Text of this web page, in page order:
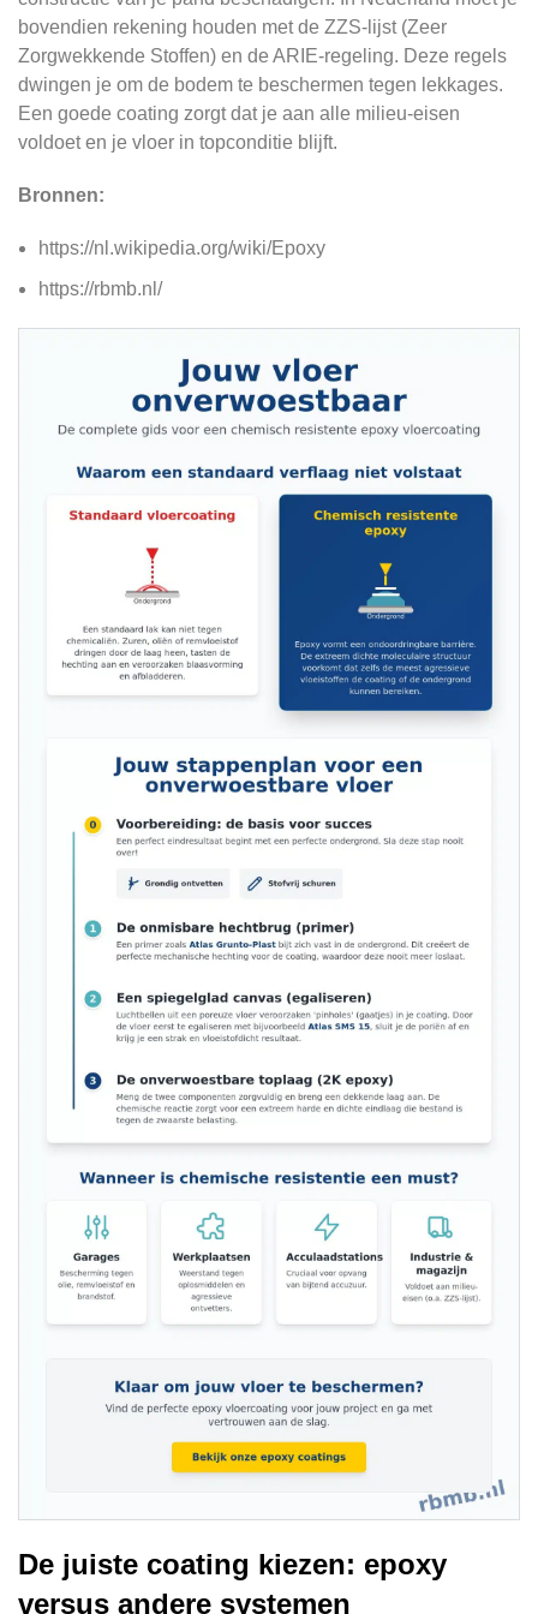
bovendien rekening houden met de ZZS-lijst (Zeer
Zorgwekkende Stoffen) en de ARIE-regeling. Deze regels
dwingen je om de bodem te beschermen tegen lekkages.
Een goede coating zorgt dat je aan alle milieu-eisen
voldoet en je vloer in topconditie blijft.
Bronnen:
https://nl.wikipedia.org/wiki/Epoxy
https://rbmb.nl/
De juiste coating kiezen: epoxy
versus andere systemen